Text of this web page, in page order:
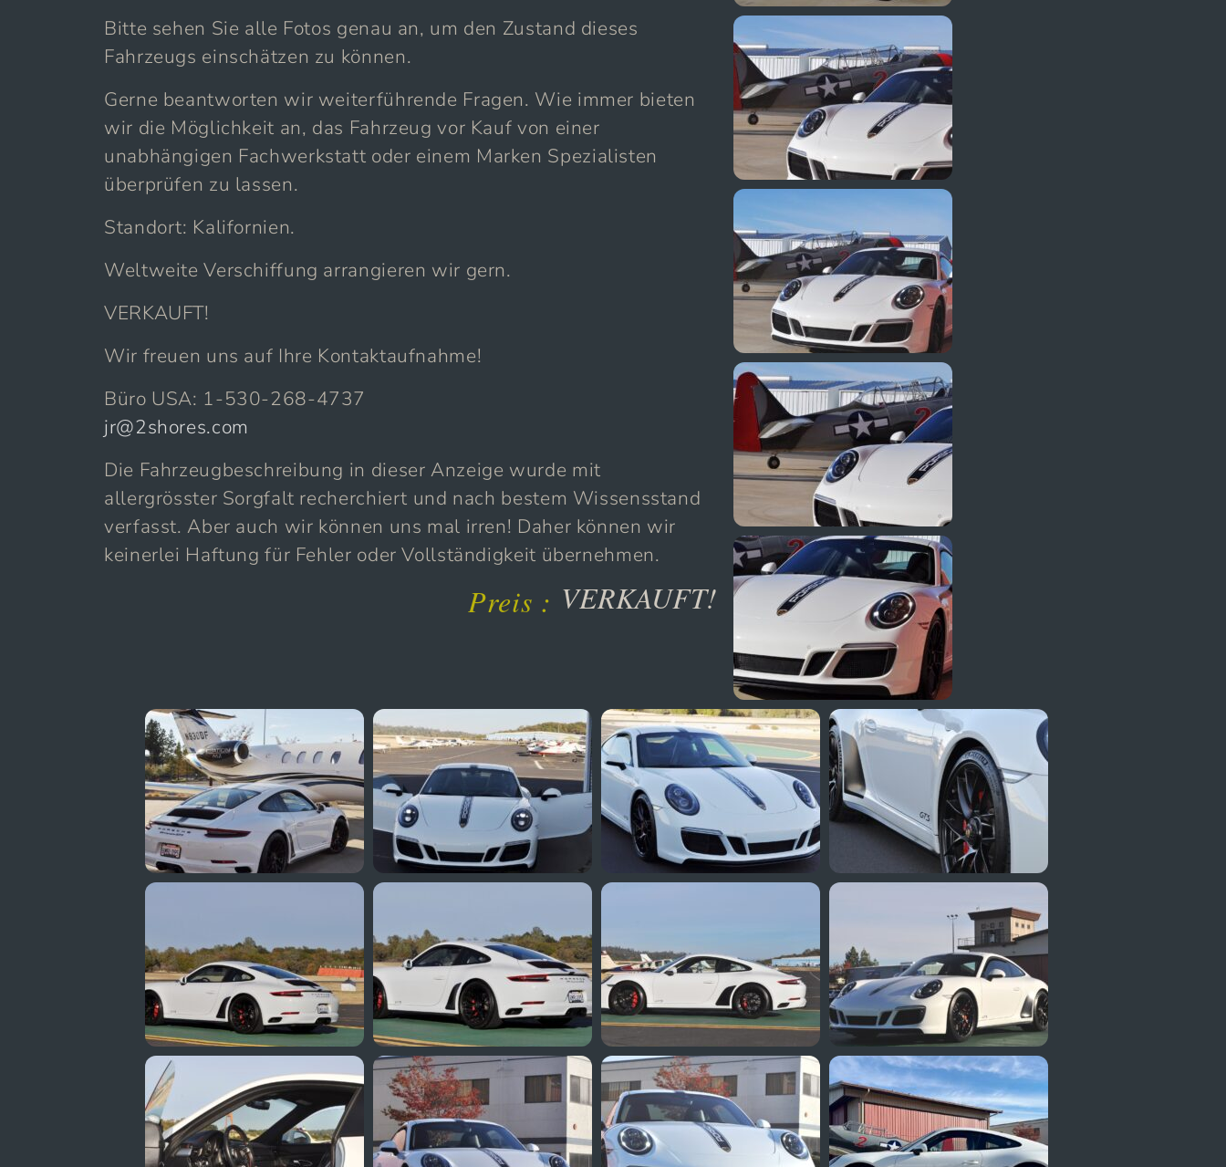
Bitte sehen Sie alle Fotos genau an, um den Zustand dieses
Fahrzeugs einschätzen zu können.
Gerne beantworten wir weiterführende Fragen. Wie immer bieten
wir die Möglichkeit an, das Fahrzeug vor Kauf von einer
unabhängigen Fachwerkstatt oder einem Marken Spezialisten
überprüfen zu lassen.
Standort: Kalifornien.
Weltweite Verschiffung arrangieren wir gern.
VERKAUFT!
Wir freuen uns auf Ihre Kontaktaufnahme!
Büro USA: 1-530-268-4737
jr@2shores.com
Die Fahrzeugbeschreibung in dieser Anzeige wurde mit
allergrösster Sorgfalt recherchiert und nach bestem Wissensstand
verfasst. Aber auch wir können uns mal irren! Daher können wir
keinerlei Haftung für Fehler oder Vollständigkeit übernehmen.
Preis : VERKAUFT!